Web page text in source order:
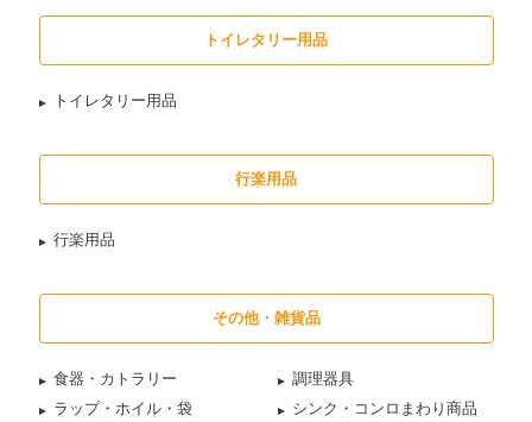
トイレタリー用品
トイレタリー用品
行楽用品
行楽用品
その他・雑貨品
食器・カトラリー
調理器具
ラップ・ホイル・袋
シンク・コンロまわり商品